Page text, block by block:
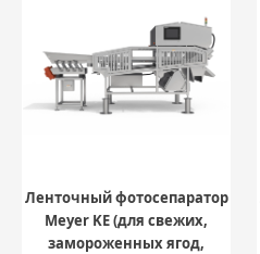
Ленточный фотосепаратор
Meyer KE (для свежих,
замороженных ягод,